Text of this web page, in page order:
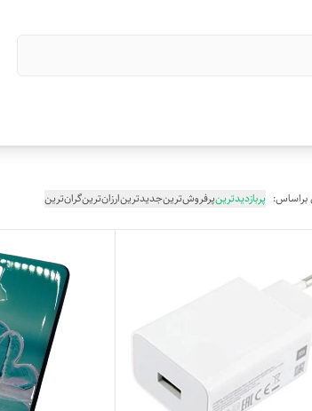
پربازدیدترینپرفروش‌ترینجدیدترینارزان‌ترینگران‌ترین